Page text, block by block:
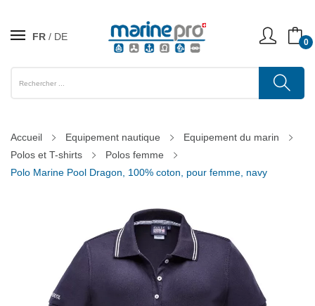
FR DE 0
Accueil Equipement nautique
Equipement du marin
Polos et T-shirts
Polos femme
Polo Marine Pool Dragon, 100% coton, pour femme, navy